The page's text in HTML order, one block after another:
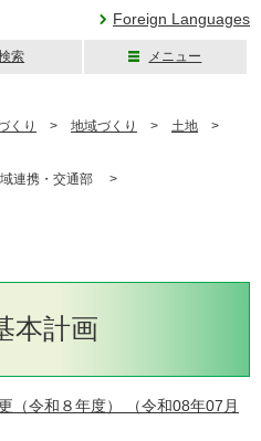
Foreign Languages
索 メニュー
くり > 地域づくり > 土地 >
連携・交通部 >
本計画
（令和８年度）
（令和08年07月